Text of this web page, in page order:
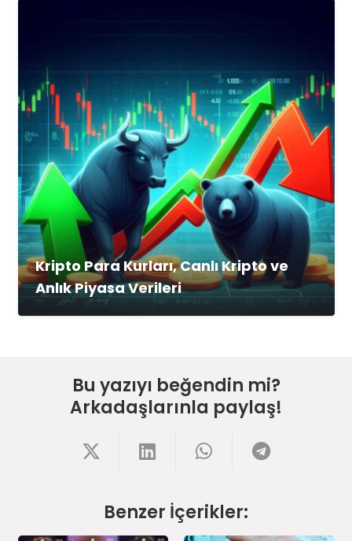
Kripto Para Kurları, Canlı Kripto ve
Anlık Piyasa Verileri
Bu yazıyı beğendin mi?
Arkadaşlarınla paylaş!
Benzer İçerikler: